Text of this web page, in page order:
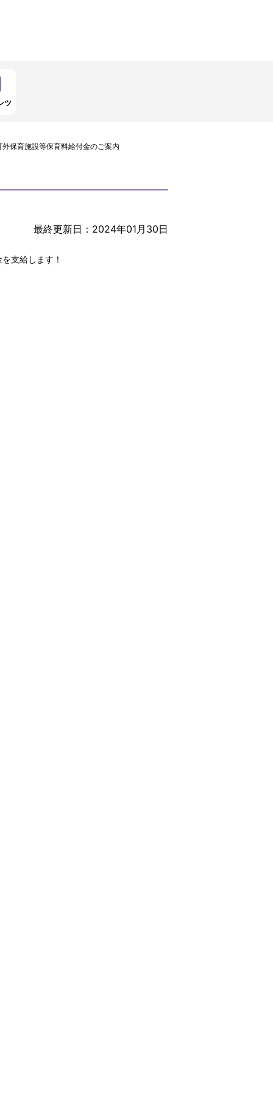
ツ
外保育施設等保育料給付金のご案内
最終更新日：2024年01月30日
支給します！